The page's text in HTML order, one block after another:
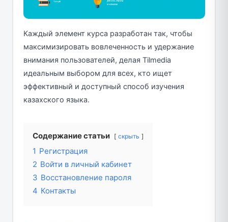
Каждый элемент курса разработан так, чтобы
максимизировать вовлеченность и удержание
внимания пользователей, делая Tilmedia
идеальным выбором для всех, кто ищет
эффективный и доступный способ изучения
казахского языка.
Содержание статьи скрыть
1 Регистрация
2 Войти в личный кабинет
3 Восстановление пароля
4 Контакты